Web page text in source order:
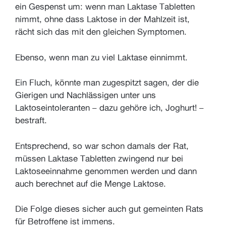
ein Gespenst um: wenn man Laktase Tabletten
nimmt, ohne dass Laktose in der Mahlzeit ist,
rächt sich das mit den gleichen Symptomen.
Ebenso, wenn man zu viel Laktase einnimmt.
Ein Fluch, könnte man zugespitzt sagen, der die
Gierigen und Nachlässigen unter uns
Laktoseintoleranten – dazu gehöre ich, Joghurt! –
bestraft.
Entsprechend, so war schon damals der Rat,
müssen Laktase Tabletten zwingend nur bei
Laktoseeinnahme genommen werden und dann
auch berechnet auf die Menge Laktose.
Die Folge dieses sicher auch gut gemeinten Rats
für Betroffene ist immens.